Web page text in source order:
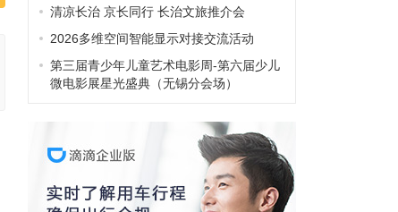
清凉长治 京长同行 长治文旅推介会
2026多维空间智能显示对接交流活动
第三届青少年儿童艺术电影周-第六届少儿
微电影展星光盛典（无锡分会场）